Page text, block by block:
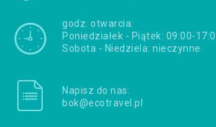
godz. otwarcia:
Poniedziałek - Piątek: 09:00-
Sobota - Niedziela: nieczynne
Napisz do nas:
bok@ecotravel.pl